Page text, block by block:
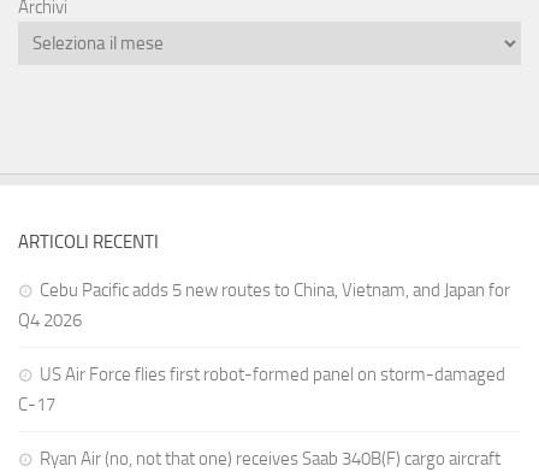
Archivi
ARTICOLI RECENTI
Cebu Pacific adds 5 new routes to China, Vietnam, and Japan for
Q4 2026
US Air Force flies first robot-formed panel on storm-damaged
C-17
Ryan Air (no, not that one) receives Saab 340B(F) cargo aircraft